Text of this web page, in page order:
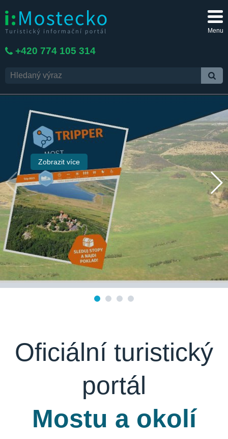
Menu
+420 774 105 314
Zobrazit více
Oficiální turistický
portál
Mostu a okolí